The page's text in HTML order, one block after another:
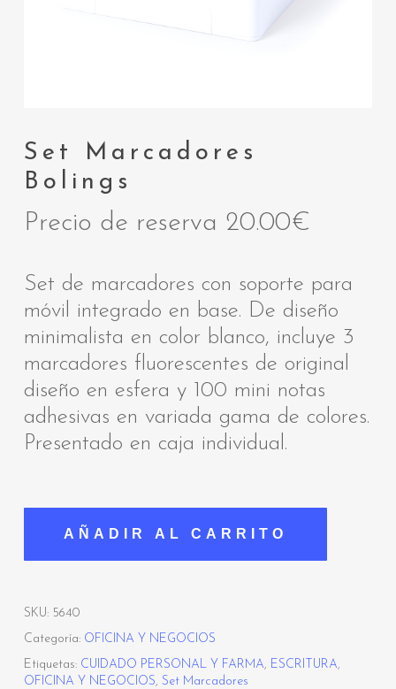
Set Marcadores
Bolings
Precio de reserva 20.00€
Set de marcadores con soporte para
móvil integrado en base. De diseño
minimalista en color blanco, incluye 3
marcadores fluorescentes de original
diseño en esfera y 100 mini notas
adhesivas en variada gama de colores.
Presentado en caja individual.
AÑADIR AL CARRITO
SKU: 5640
Categoría: OFICINA Y NEGOCIOS
Etiquetas: CUIDADO PERSONAL Y FARMA, ESCRITURA,
OFICINA Y NEGOCIOS, Set Marcadores